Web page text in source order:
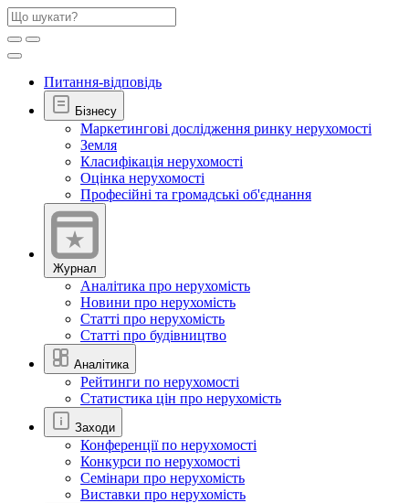
Питання-відповідь
Бізнесу
Маркетингові дослідження ринку нерухомості
Земля
Класифікація нерухомості
Оцінка нерухомості
Професійні та громадські об'єднання
Журнал
Аналітика про нерухомість
Новини про нерухомість
Статті про нерухомість
Статті про будівництво
Аналітика
Рейтинги по нерухомості
Статистика цін про нерухомість
Заходи
Конференції по нерухомості
Конкурси по нерухомості
Семінари про нерухомість
Виставки про нерухомість